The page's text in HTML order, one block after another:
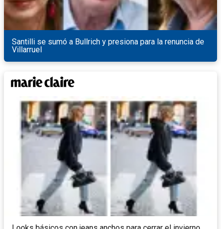
Santilli se sumó a Bullrich y presiona para la renuncia de
Villarruel